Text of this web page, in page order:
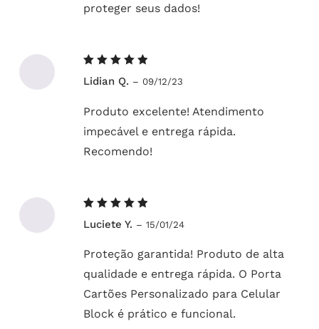
proteger seus dados!
5de 5
Lidian Q. – 09/12/23
Produto excelente! Atendimento
impecável e entrega rápida.
Recomendo!
5de 5
Luciete Y. – 15/01/24
Proteção garantida! Produto de alta
qualidade e entrega rápida. O Porta
Cartões Personalizado para Celular
Block é prático e funcional.